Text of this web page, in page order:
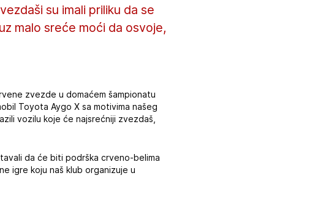
su imali priliku da se
malo sreće moći da osvoje,
zvezde u domaćem šampionatu
Toyota Aygo X sa motivima našeg
vozilu koje će najsrećniji zvezdaš,
da će biti podrška crveno-belima
igre koju naš klub organizuje u